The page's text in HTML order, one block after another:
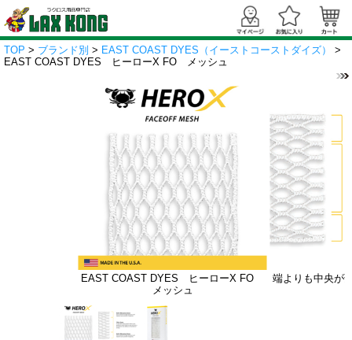
TOP > ブランド別 > EAST COAST DYES（イーストコーストダイズ）
>
EAST COAST DYES ヒーローX FO メッシュ
EAST COAST DYES ヒーローX FO
メッシュ
端よりも中央が